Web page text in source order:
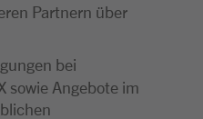
Partnern über
bei
sowie Angebote im